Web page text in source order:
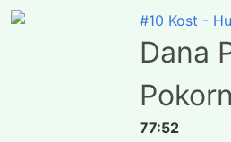
#10 Kost -
Dana
77:52